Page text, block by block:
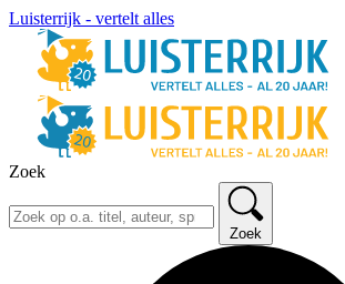
Luisterrijk - vertelt alles
Zoek
Zoek